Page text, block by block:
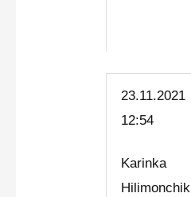
23.11.2021
12:54
Karinka
Hilimonchik